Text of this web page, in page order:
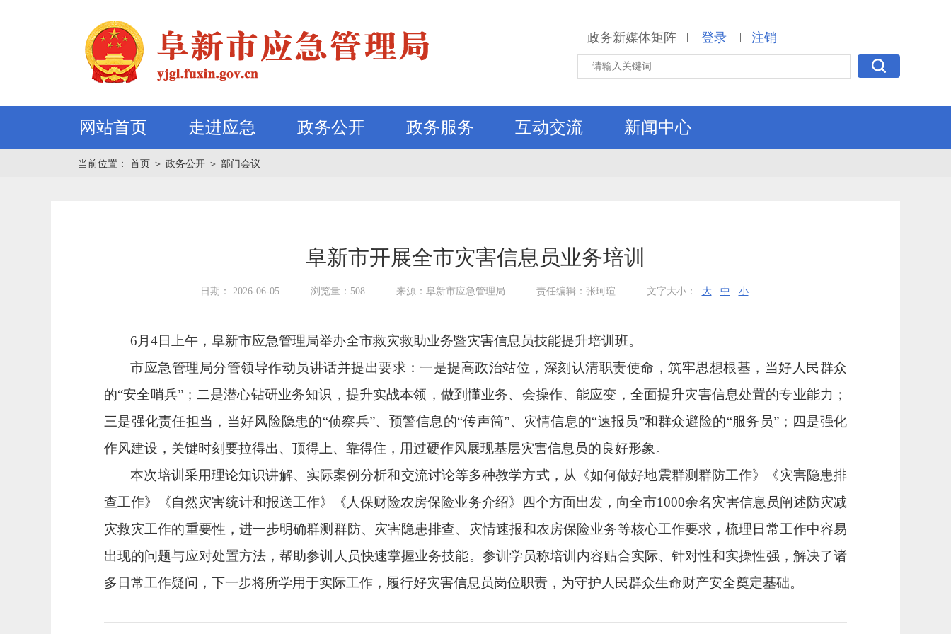
政务新媒体矩阵 | 登录 | 注销
网站首页 走进应急 政务公开 政务服务 互动交流 新闻中心
当前位置： 首页 ＞ 政务公开 ＞ 部门会议
阜新市开展全市灾害信息员业务培训
日期： 2026-06-05 浏览量：508 来源：阜新市应急管理局 责任编辑：张珂瑄 文字大小： 大 中 小
6月4日上午，阜新市应急管理局举办全市救灾救助业务暨灾害信息员技能提升培训班。
市应急管理局分管领导作动员讲话并提出要求：一是提高政治站位，深刻认清职责使命，筑牢思想根基，当好人民群众
的“安全哨兵”；二是潜心钻研业务知识，提升实战本领，做到懂业务、会操作、能应变，全面提升灾害信息处置的专业能力；
三是强化责任担当，当好风险隐患的“侦察兵”、预警信息的“传声筒”、灾情信息的“速报员”和群众避险的“服务员”；四是强化
作风建设，关键时刻要拉得出、顶得上、靠得住，用过硬作风展现基层灾害信息员的良好形象。
本次培训 采用理论知识讲解、实际案例分析和交流讨论等多种教学方式，从《如何做好地震群测群防工作》《灾害隐患排
查工作》《自然灾害统计和报送工作》《人保财险农房保险业务介绍》四个方面出发，向全市1000余名灾害信息员阐述防灾减
灾救灾工作的重要性，进一步明确群测群防、灾害隐患排查、灾情速报和农房保险业务等核心工作要求，梳理日常工作中容易
出现的问题与应对处置方法，帮助参训人员快速掌握业务技能。参训学员称培训内容贴合实际、针对性和实操性强，解决了诸
多日常工作疑问，下一步将所学用于实际工作，履行好灾害信息员岗位职责，为守护人民群众生命财产安全奠定基础。